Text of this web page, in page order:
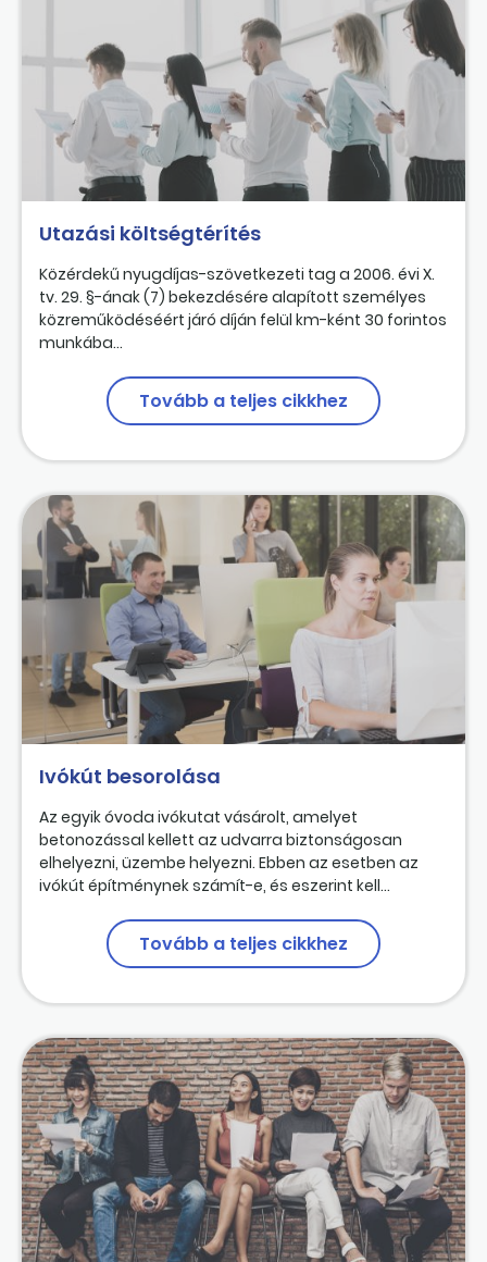
Utazási költségtérítés
Közérdekű nyugdíjas-szövetkezeti tag a 2006. évi X.
tv. 29. §-ának (7) bekezdésére alapított személyes
közreműködéséért járó díján felül km-ként 30 forintos
munkába...
Tovább a teljes cikkhez
Ivókút besorolása
Az egyik óvoda ivókutat vásárolt, amelyet
betonozással kellett az udvarra biztonságosan
elhelyezni, üzembe helyezni. Ebben az esetben az
ivókút építménynek számít-e, és eszerint kell...
Tovább a teljes cikkhez